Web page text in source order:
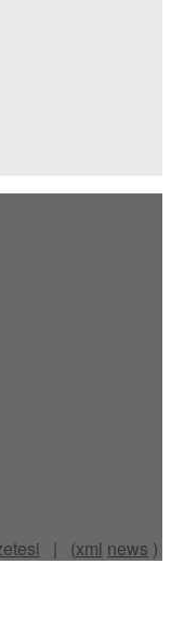
| (xml news )